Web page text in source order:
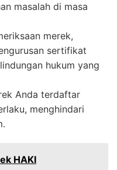
masalah di masa
merek,
sertifikat
hukum yang
Anda terdaftar
menghindari
HAKI